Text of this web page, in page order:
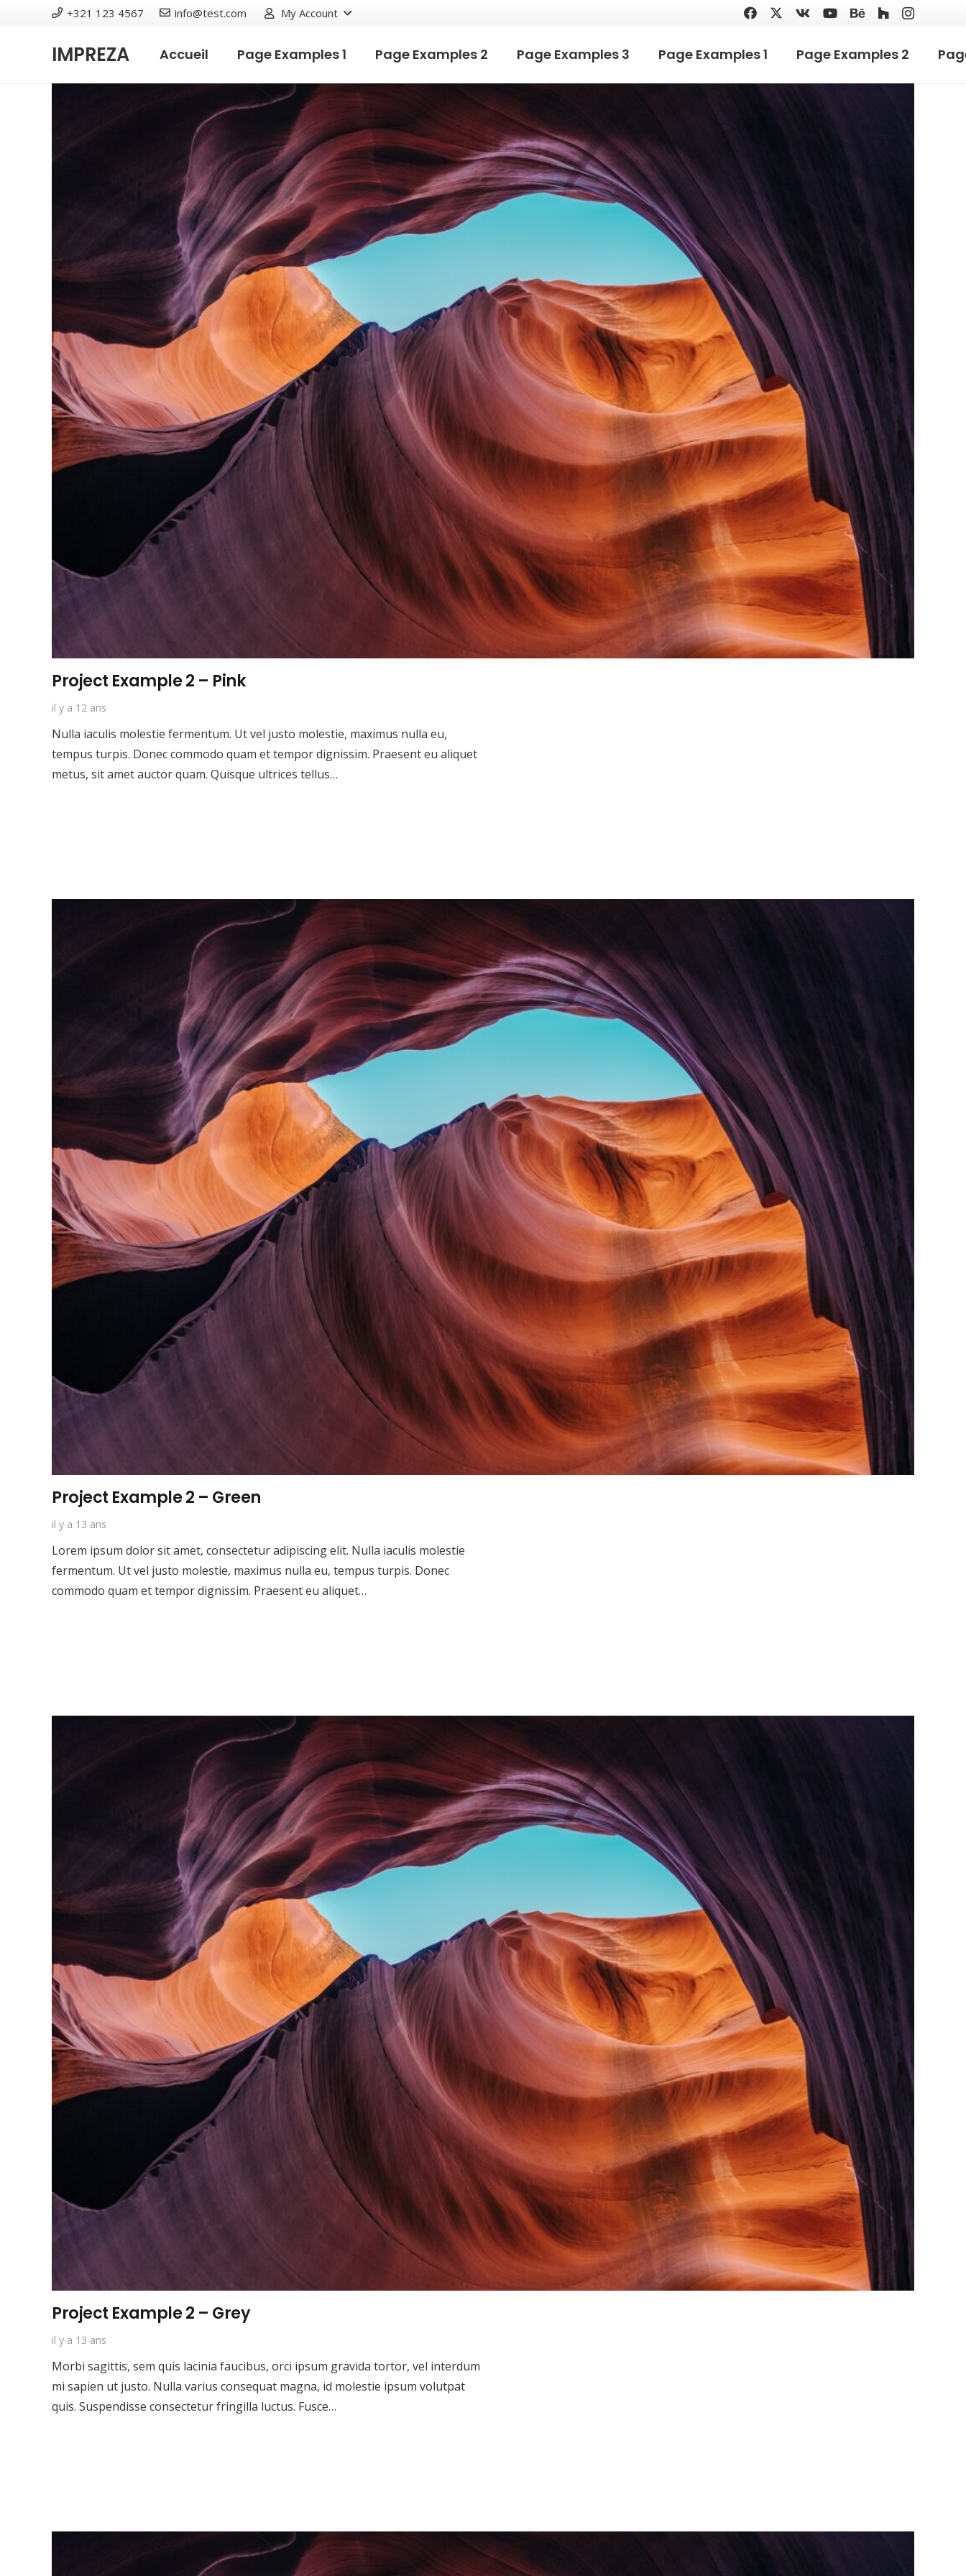
+321 123 4567 info@test.com My Account
IMPREZA Accueil Page Examples 1 Page Examples 2 Page Examples 3 Page Examples 1 Page Examples 2
Project Example 2 – Pink
il y a 12 ans
Nulla iaculis molestie fermentum. Ut vel justo molestie, maximus nulla eu,
tempus turpis. Donec commodo quam et tempor dignissim. Praesent eu aliquet
metus, sit amet auctor quam. Quisque ultrices tellus…
Project Example 2 – Green
il y a 13 ans
Lorem ipsum dolor sit amet, consectetur adipiscing elit. Nulla iaculis molestie
fermentum. Ut vel justo molestie, maximus nulla eu, tempus turpis. Donec
commodo quam et tempor dignissim. Praesent eu aliquet…
Project Example 2 – Grey
il y a 13 ans
Morbi sagittis, sem quis lacinia faucibus, orci ipsum gravida tortor, vel interdum
mi sapien ut justo. Nulla varius consequat magna, id molestie ipsum volutpat
quis. Suspendisse consectetur fringilla luctus. Fusce…